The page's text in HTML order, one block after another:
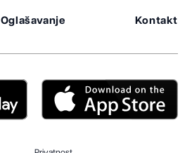
Oglašavanje Kontakt